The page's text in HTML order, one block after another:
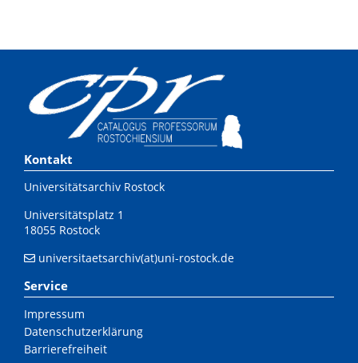
Kontakt
Universitätsarchiv Rostock
Universitätsplatz 1
18055 Rostock
universitaetsarchiv(at)uni-rostock.de
Service
Impressum
Datenschutzerklärung
Barrierefreiheit